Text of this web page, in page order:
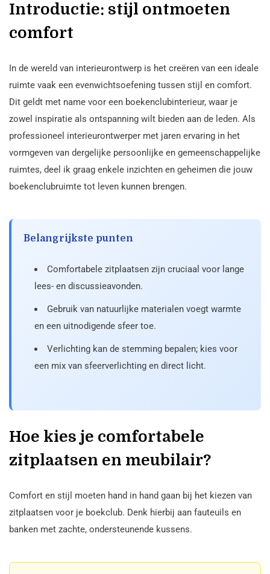
Introductie: stijl ontmoeten
comfort
In de wereld van interieurontwerp is het creëren van een ideale
ruimte vaak een evenwichtsoefening tussen stijl en comfort.
Dit geldt met name voor een boekenclubinterieur, waar je
zowel inspiratie als ontspanning wilt bieden aan de leden. Als
professioneel interieurontwerper met jaren ervaring in het
vormgeven van dergelijke persoonlijke en gemeenschappelijke
ruimtes, deel ik graag enkele inzichten en geheimen die jouw
boekenclubruimte tot leven kunnen brengen.
Belangrijkste punten
Comfortabele zitplaatsen zijn cruciaal voor lange
lees- en discussieavonden.
Gebruik van natuurlijke materialen voegt warmte
en een uitnodigende sfeer toe.
Verlichting kan de stemming bepalen; kies voor
een mix van sfeerverlichting en direct licht.
Hoe kies je comfortabele
zitplaatsen en meubilair?
Comfort en stijl moeten hand in hand gaan bij het kiezen van
zitplaatsen voor je boekclub. Denk hierbij aan fauteuils en
banken met zachte, ondersteunende kussens.